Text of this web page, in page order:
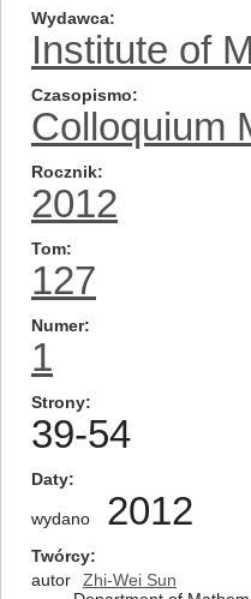
Wydawca
Institute of
Czasopismo
Colloquium
Rocznik
2012
Tom
127
Numer
1
Strony
39-54
Daty
wydano 2012
Twórcy
autor
Zhi-Wei Sun